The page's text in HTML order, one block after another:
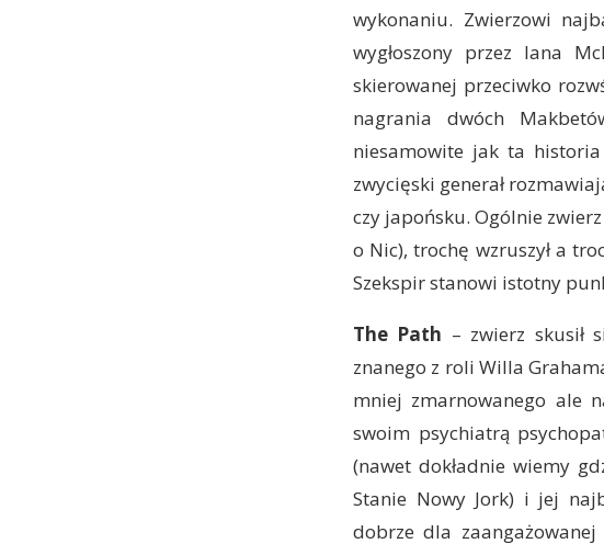
wykonaniu. Zwierzowi
wygłoszony przez Iana
skierowanej przeciwko
nagrania dwóch
niesamowite jak ta
zwycięski generał
czy japońsku. Ogólnie
o Nic), trochę wzruszył a
Szekspir stanowi istotny
The Path – zwierz skusił
znanego z roli Willa
mniej zmarnowanego ale
swoim psychiatrą
(nawet dokładnie wiemy
Stanie Nowy Jork) i jej
dobrze dla